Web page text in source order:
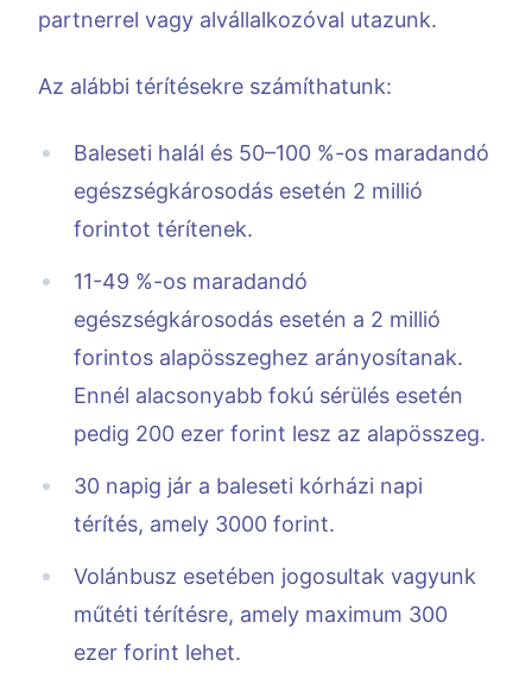
partnerrel vagy alvállalkozóval utazunk.
Az alábbi térítésekre számíthatunk:
Baleseti halál és 50–100 %-os maradandó
egészségkárosodás esetén 2 millió
forintot térítenek.
11-49 %-os maradandó
egészségkárosodás esetén a 2 millió
forintos alapösszeghez arányosítanak.
Ennél alacsonyabb fokú sérülés esetén
pedig 200 ezer forint lesz az alapösszeg.
30 napig jár a baleseti kórházi napi
térítés, amely 3000 forint.
Volánbusz esetében jogosultak vagyunk
műtéti térítésre, amely maximum 300
ezer forint lehet.